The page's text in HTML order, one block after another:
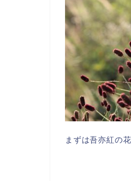
まずは吾亦紅の